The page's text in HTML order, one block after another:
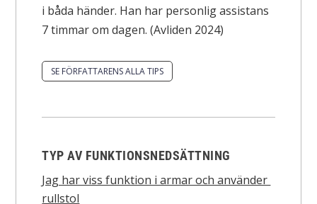
i båda händer. Han har personlig assistans
7 timmar om dagen. (Avliden 2024)
SE FÖRFATTARENS ALLA TIPS
TYP AV FUNKTIONSNEDSÄTTNING
Jag har viss funktion i armar och använder
rullstol